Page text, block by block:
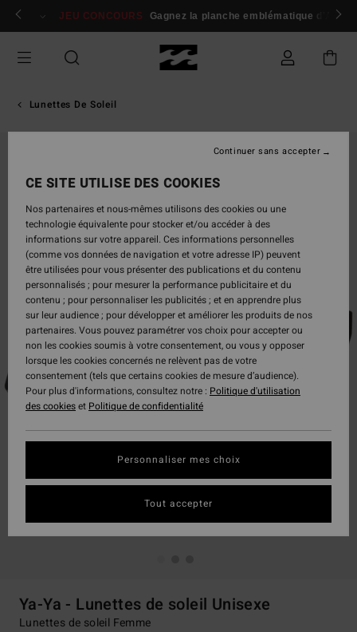
Passer
Se connecter / s'inscrire
JEU CONCOURS Gagnez la planche emblématique d'Andy
Lunettes De Soleil
Ya-Ya - Lunettes de soleil Unisexe
Lunettes de soleil Femme
CE SITE UTILISE DES COOKIES
Nos partenaires et nous-mêmes utilisons des cookies ou une
technologie équivalente pour stocker et/ou accéder à des
informations sur votre appareil. Ces informations personnelles
(comme vos données de navigation et votre adresse IP) peuvent
être utilisées pour vous présenter des publications et du contenu
personnalisés ; pour mesurer la performance publicitaire et du
contenu ; pour personnaliser les publicités ; et en apprendre plus
sur leur audience ; pour développer et améliorer les produits de nos
partenaires. Vous pouvez paramétrer vos choix pour accepter ou
non les cookies soumis à votre consentement, ou vous y opposer
lorsque les cookies concernés ne relèvent pas de votre
consentement (tels que certains cookies de mesure d’audience).
Pour plus d'informations, consultez notre : Politique d'utilisation
des cookieset Politique de confidentialité
Personnaliser mes choix
Continuer sans accepter
Tout accepter